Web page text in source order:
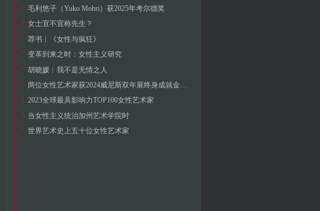
毛利悠子（Yuko Mohri）获2025年考尔德奖
女士宜不宜称先生？
荐书︱《女性与疯狂》
变革到来之时：女性主义研究
胡晓媛︱我不是无情之人
两位女性艺术家获2024威尼斯双年展终身成就金狮奖
2023全球最具影响力TOP100女性艺术家
当女性主义统治加州艺术学院时
世界艺术史上五十位女性艺术家